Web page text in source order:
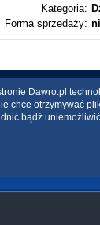
Kategoria:
Forma sprzedaży:
Dawro.pl
chce otrzymywać
bądź